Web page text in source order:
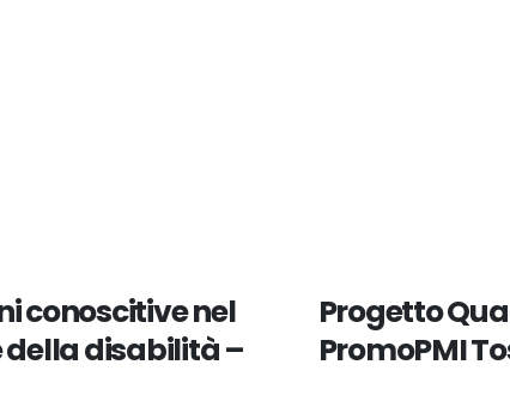
conoscitive nel
della disabilità –
Progetto
PromoPMI